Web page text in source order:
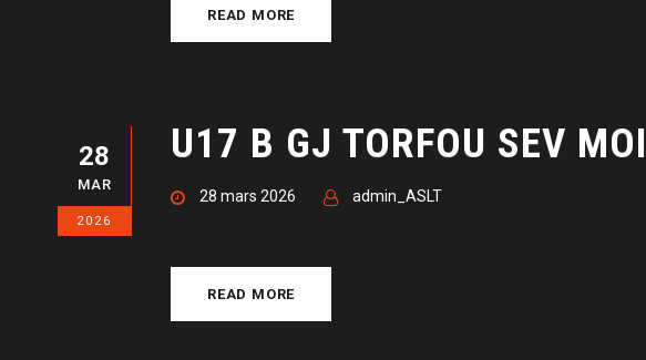
READ MORE
28
MAR
2026
U17 B GJ TORFOU SEV
28 mars 2026 admin_ASLT
READ MORE